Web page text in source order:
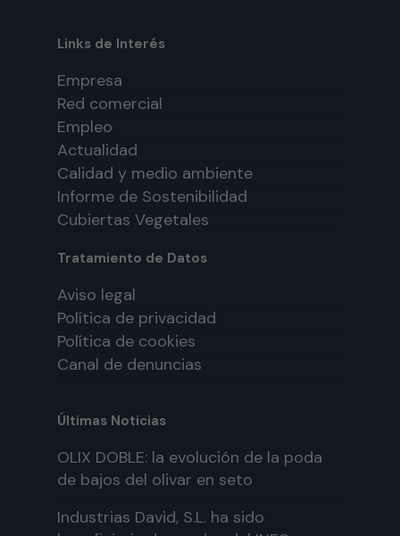
Links de Interés
Empresa
Red comercial
Empleo
Actualidad
Calidad y medio ambiente
Informe de Sostenibilidad
Cubiertas Vegetales
Tratamiento de Datos
Aviso legal
Política de privacidad
Política de cookies
Canal de denuncias
Últimas Noticias
OLIX DOBLE: la evolución de la poda
de bajos del olivar en seto
Industrias David, S.L. ha sido